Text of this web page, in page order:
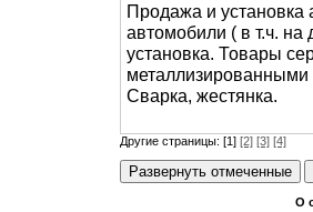
Продажа и установка
автомобили ( в т.ч.
установка. Товары
Сварка, жестянка.
Другие страницы: [1] [2] [3] [4]
О